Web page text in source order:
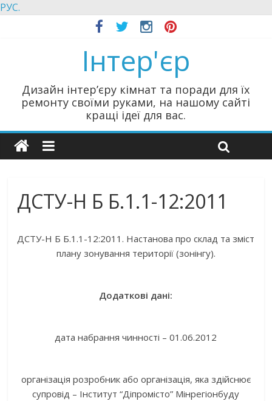
РУС.
Інтер'єр
Дизайн інтер’єру кімнат та поради для їх
ремонту своїми руками, на нашому сайті
кращі ідеї для вас.
ДСТУ-Н Б Б.1.1-12:2011
ДСТУ-Н Б Б.1.1-12:2011. Настанова про склад та зміст
плану зонування території (зонінгу).
Додаткові дані:
дата набрання чинності – 01.06.2012
організація розробник або організація, яка здійснює
супровід – Інститут “Діпромісто” Мінрегіонбуду